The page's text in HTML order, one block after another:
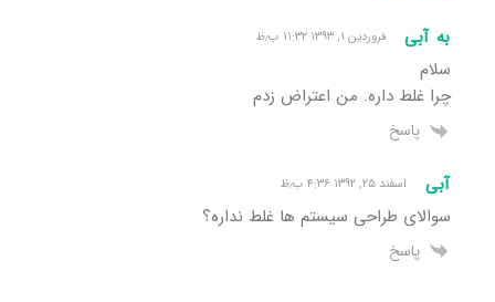
به آبی فروردین ۱, ۱۳۹۳ ۱۱:۳۲ ب٫ظ
سلام
چرا غلط داره. من اعتراض زدم
پاسخ
آبی اسفند ۲۵, ۱۳۹۲ ۴:۳۶ ب٫ظ
سوالای طراحی سیستم ها غلط نداره؟
پاسخ